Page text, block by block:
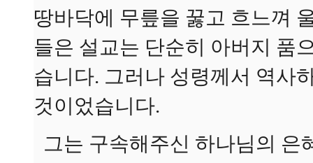
땅바닥에 무릎을 꿇고 흐느껴
들은 설교는 단순히 아버지 품
습니다. 그러나 성령께서 역사
것이었습니다.
그는 구속해주신 하나님의 은